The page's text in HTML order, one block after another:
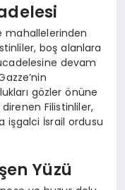
mahallelerinden
boş alanlara
devam
gözler önüne
direnen Filistinliler,
işgalci İsrail ordusu
Yüzü